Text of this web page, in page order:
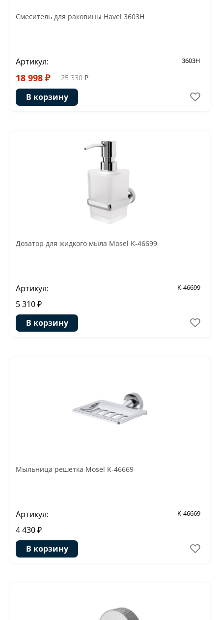
Смеситель для раковины Havel 3603H
Артикул: 3603H
18 998 ₽ 25 330 ₽
В корзину
Дозатор для жидкого мыла Mosel K-46699
Артикул: K-46699
5 310 ₽
В корзину
Мыльница решетка Mosel K-46669
Артикул: K-46669
4 430 ₽
В корзину